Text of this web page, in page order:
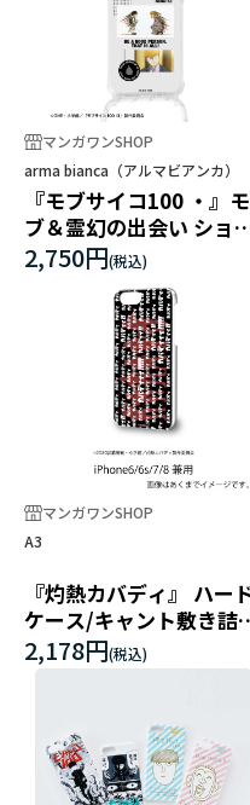
マンガワンSHOP
arma bianca（アルマビアンカ）
『モブサイコ100 ・』モ
ブ＆霊幻の出会い ショ
ダーiPhoneケース
2,750円
マンガワンSHOP
A3
『灼熱カバディ』 ハー
ケース/キャント敷き詰
デザイン
2,178円